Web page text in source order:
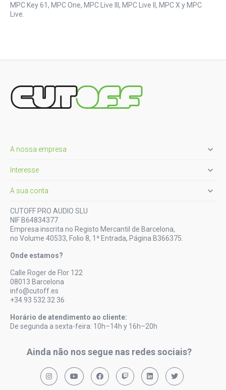
MPC Key 61, MPC One, MPC Live III, MPC Live II, MPC X y MPC
Live.
A nossa empresa 
Interesse 
A sua conta 
CUTOFF PRO AUDIO SLU
NIF B64834377
Empresa inscrita no Registo Mercantil de Barcelona,
no Volume 40533, Folio 8, 1ª Entrada, Página B366375.
Onde estamos?
Calle Roger de Flor 122
08013 Barcelona
info@cutoff.es
+34 93 532 32 36
Horário de atendimento ao cliente:
De segunda a sexta-feira: 10h–14h y 16h–20h
Ainda não nos segue nas redes sociais?